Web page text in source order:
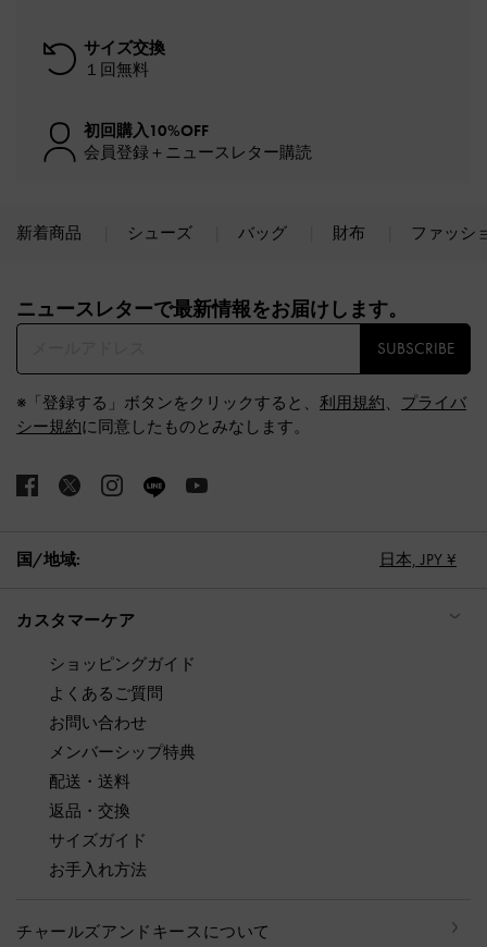
サイズ交換
１回無料
初回購入10%OFF
会員登録＋ニュースレター購読
新着商品 シューズ バッグ 財布 ファッシ
ニュースレターで最新情報をお届けします。​
SUBSCRIBE
※「登録する」ボタンをクリックすると、 利用規約、 プライバ
シー規約に同意したものとみなします。
国/地域: 日本, JPY ¥
カスタマーケア
ショッピングガイド
よくあるご質問
お問い合わせ
メンバーシップ特典
配送・送料
返品・交換
サイズガイド
お手入れ方法
チャールズアンドキースについて